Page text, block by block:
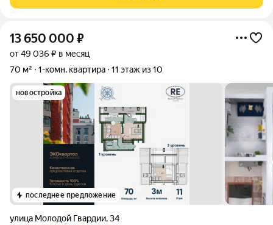
13 650 000 ₽
от 49 036 ₽ в месяц
70 м²
1-комн. квартира 11 этаж из 10
новостройка
последнее предложение
улица Молодой Гвардии,34